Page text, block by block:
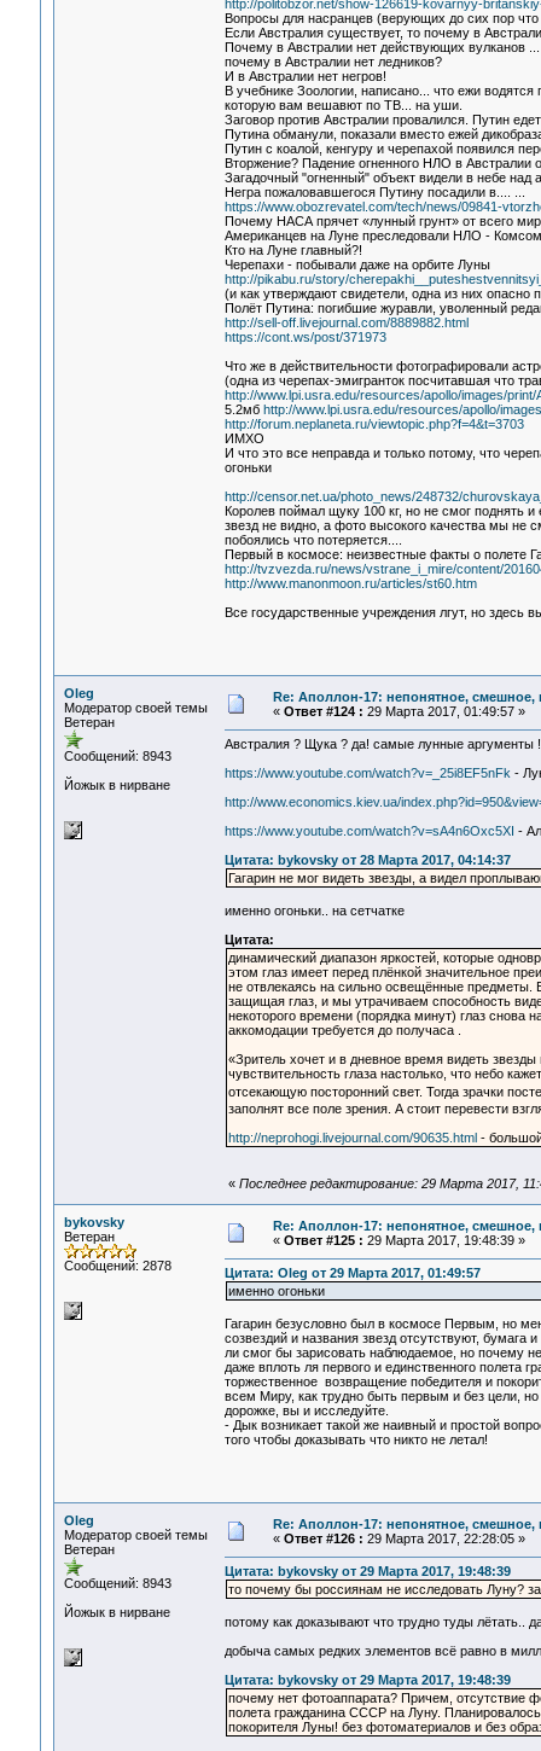
http://politobzor.net/show-126619-kovarnyy-
Вопросы для насранцев (верующих до сих пор
Если Австралия существует, то почему в
Почему в Австралии нет действующих вулканов ...
почему в Австралии нет ледников?
И в Австралии нет негров!
В учебнике Зоологии, написано... что ежи
которую вам вешавют по ТВ... на уши.
Заговор против Австралии провалился. Путин
Путина обманули, показали вместо ежей
Путин с коалой, кенгуру и черепахой появился
Вторжение? Падение огненного НЛО в Австралии
Загадочный "огненный" объект видели в небе
Негра пожаловавшегося Путину посадили в.... ...
https://www.obozrevatel.com/tech/news/09841-
Почему НАСА прячет «лунный грунт» от всего
Американцев на Луне преследовали НЛО -
Кто на Луне главный?!
Черепахи - побывали даже на орбите Луны
http://pikabu.ru/story/
(и как утверждают свидетели, одна из них опасно
Полёт Путина: погибшие журавли, уволенный
http://sell-off.livejournal.com/8889882.html
https://cont.ws/post/371973
Что же в действительности фотографировали
(одна из черепах-эмигранток посчитавшая что
http://www.lpi.usra.edu/resources/apollo/images/print/
5.2мб http://www.lpi.usra.edu/resources/apollo/
http://forum.neplaneta.ru/viewtopic.php?f=4&t=3703
ИМХО
И что это все неправда и только потому, что
огоньки
http://censor.net.ua/photo_news/248732/
Королев поймал щуку 100 кг, но не смог поднять
звезд не видно, а фото высокого качества мы не
побоялись что потеряется....
Первый в космосе: неизвестные факты о полете
http://tvzvezda.ru/news/vstrane_i_mire/content/
http://www.manonmoon.ru/articles/st60.htm
Все государственные учреждения лгут, но здесь
Oleg
Модератор своей темы
Ветеран
Сообщений: 8943
Йожык в нирване
Re: Аполлон-17: непонятное, смешное,
« Ответ #124 : 29 Марта 2017, 01:49:57 »
Австралия ? Щука ? да! самые лунные аргументы !
https://www.youtube.com/watch?v=_25i8EF5nFk -
http://www.economics.kiev.ua/
https://www.youtube.com/watch?v=sA4n6Oxc5XI -
Цитата: bykovsky от 28 Марта 2017, 04:14:37
Гагарин не мог видеть звезды, а видел
именно огоньки.. на сетчатке
Цитата:
динамический диапазон яркостей, которые
этом глаз имеет перед плёнкой значительное
не отвлекаясь на сильно освещённые предметы.
защищая глаз, и мы утрачиваем способность
некоторого времени (порядка минут) глаз снова
аккомодации требуется до получаса .
«Зритель хочет и в дневное время видеть
чувствительность глаза настолько, что небо
отсекающую посторонний свет. Тогда зрачки
заполнят все поле зрения. А стоит перевести
http://neprohogi.livejournal.com/90635.html -
« Последнее редактирование: 29 Марта 2017,
bykovsky
Ветеран
Сообщений: 2878
Re: Аполлон-17: непонятное, смешное,
« Ответ #125 : 29 Марта 2017, 19:48:39 »
Цитата: Oleg от 29 Марта 2017, 01:49:57
именно огоньки
Гагарин безусловно был в космосе Первым, но
созвездий и названия звезд отсутствуют, бумага
ли смог бы зарисовать наблюдаемое, но почему
даже вплоть ля первого и единственного полета
торжественное возвращение победителя и
всем Миру, как трудно быть первым и без цели,
дорожке, вы и исследуйте.
- Дык возникает такой же наивный и простой
того чтобы доказывать что никто не летал!
Oleg
Модератор своей темы
Ветеран
Сообщений: 8943
Йожык в нирване
Re: Аполлон-17: непонятное, смешное,
« Ответ #126 : 29 Марта 2017, 22:28:05 »
Цитата: bykovsky от 29 Марта 2017, 19:48:39
то почему бы россиянам не исследовать Луну?
потому как доказывают что трудно туды лётать..
добыча самых редких элементов всё равно в
Цитата: bykovsky от 29 Марта 2017, 19:48:39
почему нет фотоаппарата? Причем, отсутствие
полета гражданина СССР на Луну.
покорителя Луны! без фотоматериалов и без